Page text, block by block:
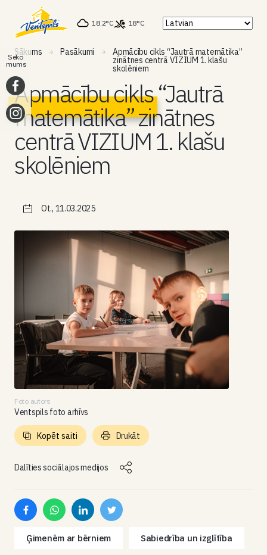
18.2°C 18°C
Sākums Pasākumi Apmācību cikls “Jautrā matemātika”
zinātnes centrā VIZIUM 1. klašu
skolēniem
Apmācību cikls “Jautrā
matemātika” zinātnes
centrā VIZIUM 1. klašu
skolēniem
Ot., 11.03.2025
Foto autors
Ventspils foto arhīvs
Dalīties sociālajos medijos
Kopēt saiti Drukāt
Ģimenēm ar bērniem Sabiedrība un izglītība
Seko
mums